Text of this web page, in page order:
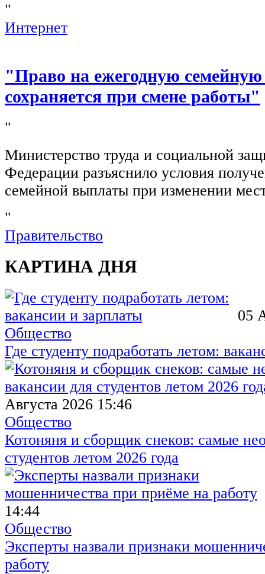
"
Интернет
"Право на ежегодную
сохраняется при смене работы"
"
Министерство труда и социальной
Федерации разъяснило условия
семейной выплаты при изменении
"
Правительство
КАРТИНА ДНЯ
05
Общество
Где студенту подработать летом:
Августа 2026 15:46
Общество
Котоняня и сборщик снеков: самые
студентов летом 2026 года
14:44
Общество
Эксперты назвали признаки
работу